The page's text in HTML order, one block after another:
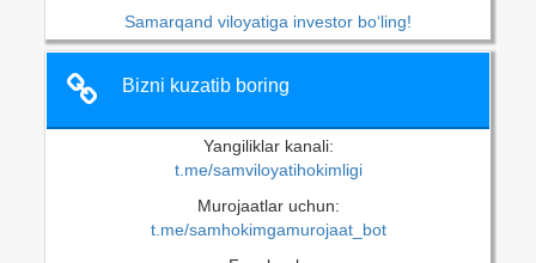
Samarqand viloyatiga investor bo‘ling!
Bizni kuzatib boring
Yangiliklar kanali:
t.me/samviloyatihokimligi
Murojaatlar uchun:
t.me/samhokimgamurojaat_bot